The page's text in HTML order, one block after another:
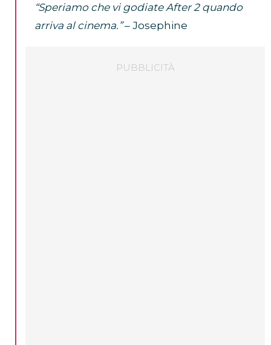
“Speriamo che vi godiate After 2 quando
arriva al cinema.”– Josephine